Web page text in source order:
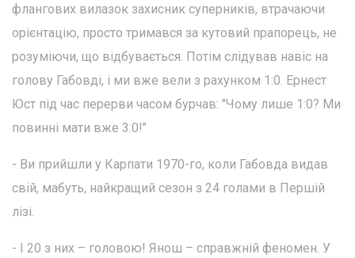
флангових вилазок захисник суперників, втрачаючи
орієнтацію, просто тримався за кутовий прапорець, не
розуміючи, що відбувається. Потім слідував навіс на
голову Габовді, і ми вже вели з рахунком 1:0. Ернест
Юст під час перерви часом бурчав: "Чому лише 1:0? Ми
повинні мати вже 3:0!"
- Ви прийшли у Карпати 1970-го, коли Габовда видав
свій, мабуть, найкращий сезон з 24 голами в Першій
лізі.
- І 20 з них – головою! Янош – справжній феномен. У